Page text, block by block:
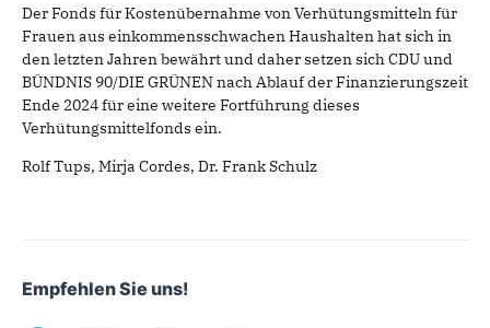
Der Fonds für Kostenübernahme von Verhütungsmitteln für
Frauen aus einkommensschwachen Haushalten hat sich in
den letzten Jahren bewährt und daher setzen sich CDU und
BÜNDNIS 90/DIE GRÜNEN nach Ablauf der Finanzierungszeit
Ende 2024 für eine weitere Fortführung dieses
Verhütungsmittelfonds ein.
Rolf Tups, Mirja Cordes, Dr. Frank Schulz
Empfehlen Sie uns!